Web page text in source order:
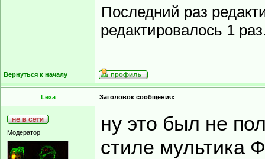
Последний раз
редактировалось 1
Вернуться к началу
Lexa Заголовок сообщения:
Модератор
ну это был не
стиле мультика